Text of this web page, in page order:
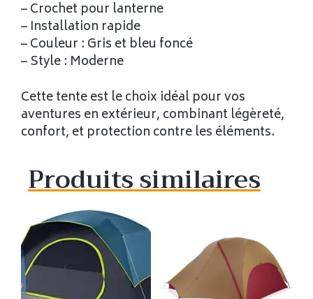
– Crochet pour lanterne
– Installation rapide
– Couleur : Gris et bleu foncé
– Style : Moderne
Cette tente est le choix idéal pour vos
aventures en extérieur, combinant légèreté,
confort, et protection contre les éléments.
Produits similaires